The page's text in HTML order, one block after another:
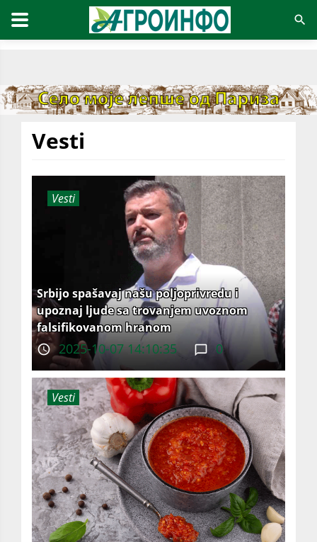
Vesti
Vesti
Srbijo spašavaj našu poljoprivredu i
upoznaj ljude sa trovanjem uvoznom
falsifikovanom hranom
2025-10-07 14:10:35 0
Vesti